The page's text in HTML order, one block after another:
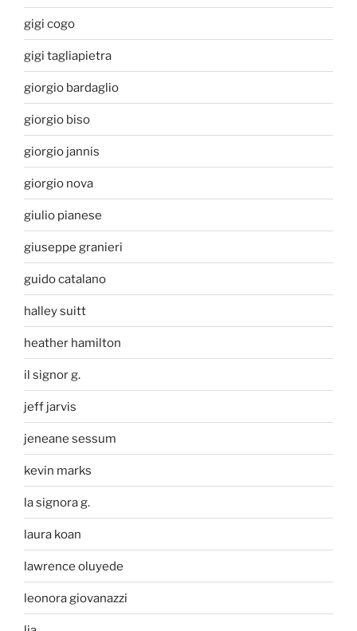
gigi cogo
gigi tagliapietra
giorgio bardaglio
giorgio biso
giorgio jannis
giorgio nova
giulio pianese
giuseppe granieri
guido catalano
halley suitt
heather hamilton
il signor g.
jeff jarvis
jeneane sessum
kevin marks
la signora g.
laura koan
lawrence oluyede
leonora giovanazzi